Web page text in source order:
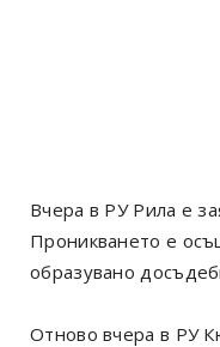
Вчера в РУ Рила е
Проникването е
образувано
Отново вчера в РУ